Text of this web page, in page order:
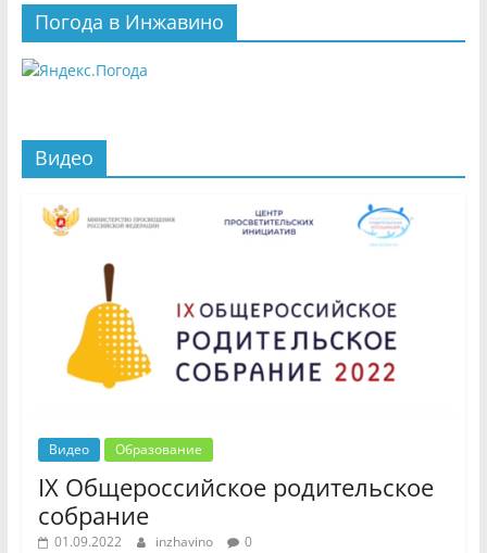
Погода в Инжавино
Видео
Видео Образование
IX Общероссийское родительское
собрание
01.09.2022 inzhavino 0